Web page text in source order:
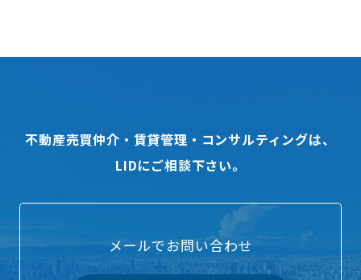
不動産売買仲介・賃貸管理・コンサルティングは、
LIDにご相談下さい。
メールでお問い合わせ